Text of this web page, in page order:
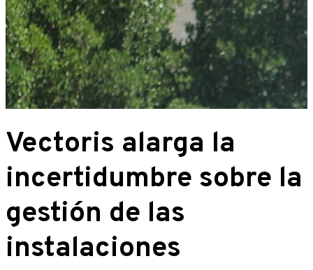
Vectoris alarga la
incertidumbre sobre la
gestión de las
instalaciones